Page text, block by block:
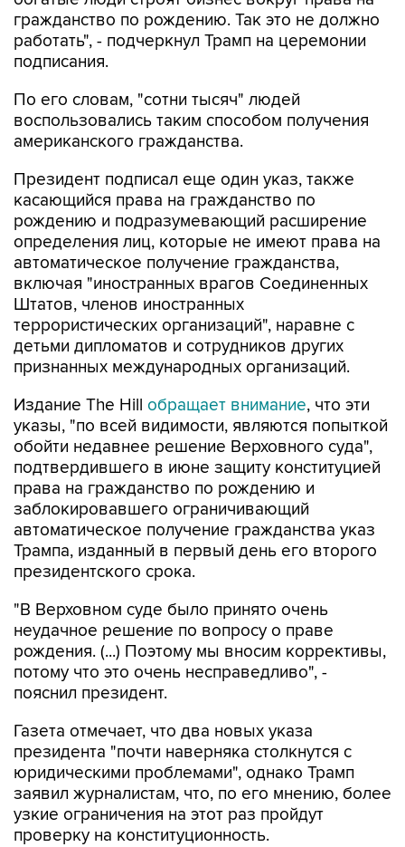
гражданство по рождению. Так это не должно
работать", - подчеркнул Трамп на церемонии
подписания.
По его словам, "сотни тысяч" людей
воспользовались таким способом получения
американского гражданства.
Президент подписал еще один указ, также
касающийся права на гражданство по
рождению и подразумевающий расширение
определения лиц, которые не имеют права на
автоматическое получение гражданства,
включая "иностранных врагов Соединенных
Штатов, членов иностранных
террористических организаций", наравне с
детьми дипломатов и сотрудников других
признанных международных организаций.
Издание The Hill обращает внимание, что эти
указы, "по всей видимости, являются попыткой
обойти недавнее решение Верховного суда",
подтвердившего в июне защиту конституцией
права на гражданство по рождению и
заблокировавшего ограничивающий
автоматическое получение гражданства указ
Трампа, изданный в первый день его второго
президентского срока.
"В Верховном суде было принято очень
неудачное решение по вопросу о праве
рождения. (...) Поэтому мы вносим коррективы,
потому что это очень несправедливо", -
пояснил президент.
Газета отмечает, что два новых указа
президента "почти наверняка столкнутся с
юридическими проблемами", однако Трамп
заявил журналистам, что, по его мнению, более
узкие ограничения на этот раз пройдут
проверку на конституционность.